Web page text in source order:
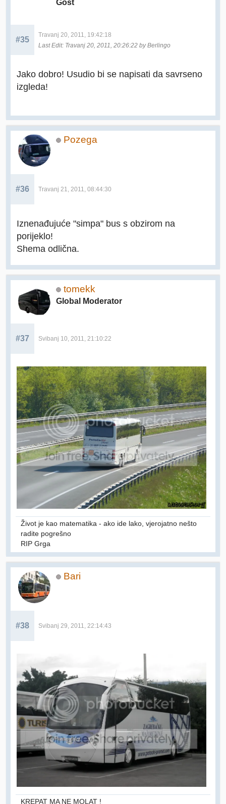
Gost
#35
Travanj 20, 2011, 19:42:18
Last Edit: Travanj 20, 2011, 20:26:22 by Berlingo
Jako dobro! Usudio bi se napisati da savrseno
izgleda!
Pozega
#36 Travanj 21, 2011, 08:44:30
Iznenađujuće "simpa" bus s obzirom na
porijeklo!
Shema odlična.
tomekk
Global Moderator
#37 Svibanj 10, 2011, 21:10:22
Život je kao matematika - ako ide lako, vjerojatno nešto
radite pogrešno
RIP Grga
Bari
#38 Svibanj 29, 2011, 22:14:43
KREPAT MA NE MOLAT !